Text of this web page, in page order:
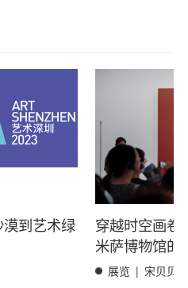
到艺术绿
穿越时空画卷
米萨博物馆的
展览 | 宋贝贝